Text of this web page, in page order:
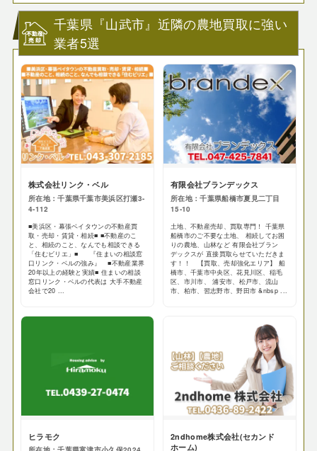
千葉県『山武市』近隣の農地買取に強い
業者5選
株式会社リンク・ベル
所在地：千葉県千葉市美浜区打瀬3-
4-112
■美浜区・幕張ベイタウンの不動産買
取・売却・賃貸・相続■ ■不動産のこ
と、相続のこと、なんでも相談できる
「住むビリエ」■ 『住まいの相談窓
口リンク・ベルの強み』 ■不動産業界
20年以上の経験と実績■ 住まいの相談
窓口リンク・ベルの代表は 大手不動産
会社で20 ...
有限会社ブランデックス
所在地：千葉県船橋市夏見二丁目
15‐10
土地、不動産売却、買取専門！ 千葉県
船橋市のご不要な土地、 相続してお困
りの農地、山林など 有限会社ブラン
デックスが 直接買取らせていただきま
す！！ 【買取、売却強化エリア】 船
橋市、千葉市中央区、花見川区、稲毛
区、市川市、 浦安市、松戸市、流山
市、柏市、習志野市、野田市 &nbsp ...
ヒラモク
2ndhome株式会社(セカンド
ホーム)